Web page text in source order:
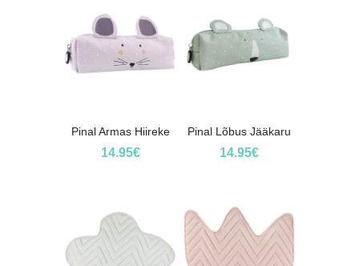
Pinal Armas Hiireke
14.95€
Pinal Lõbus Jääkaru
14.95€